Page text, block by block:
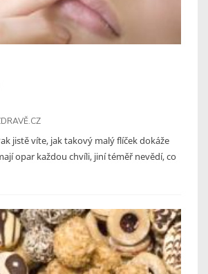
jistě víte, jak takový malý flíček dokáže
opar každou chvíli, jiní téměř nevědí, co